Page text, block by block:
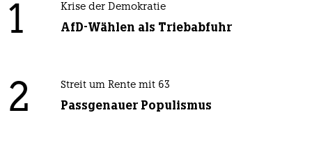
1 Krise der Demokratie
AfD-Wählen als Triebabfuhr
2 Streit um Rente mit 63
Passgenauer Populismus